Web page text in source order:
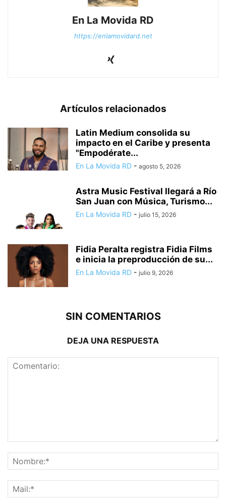
En La Movida RD
https://enlamovidard.net
Artículos relacionados
Latin Medium consolida su
impacto en el Caribe y presenta
"Empodérate...
En La Movida RD - agosto 5, 2026
Astra Music Festival llegará a Río
San Juan con Música, Turismo...
En La Movida RD - julio 15, 2026
Fidia Peralta registra Fidia Films
e inicia la preproducción de su...
En La Movida RD - julio 9, 2026
SIN COMENTARIOS
DEJA UNA RESPUESTA